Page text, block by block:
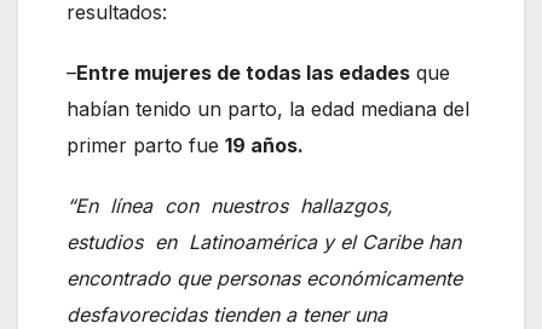
resultados:
–Entre mujeres de todas las edades que
habían tenido un parto, la edad mediana del
primer parto fue 19 años.
“En línea con nuestros hallazgos,
estudios en Latinoamérica y el Caribe han
encontrado que personas económicamente
desfavorecidas tienden a tener una